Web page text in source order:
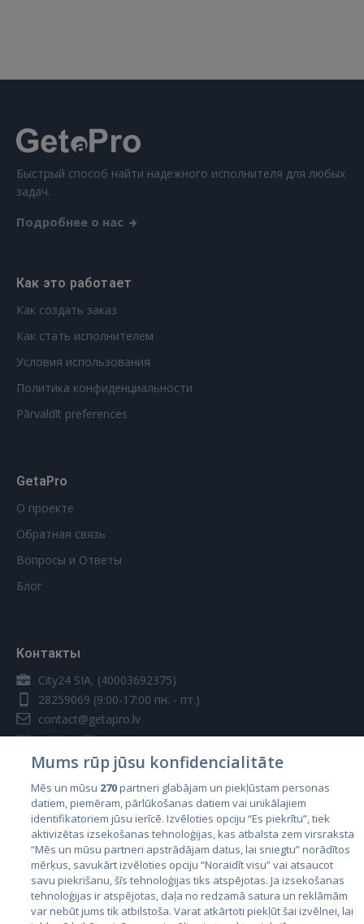
Быстрый способ найти надежного исполнителя для любых
задач.
Подробнее о нас
Как это работает
Как создать заказ
Как стать исполнителем
Условия использования
Политика конфиденциальности
Pārvaldīt preferences
GetaPro
О проекте
Обратная связь
Вопросы и Ответы
Блог
Контакты
City24 SIA, (40003692375)
28259069 (9:00-17:00 пн. - пт.)
contact@getapro.lv
Страны
Эстония
Латвия
Литва
Mums rūp jūsu konfidencialitāte
Mēs un mūsu 270partneri glabājam un piekļūstam personas
datiem, piemēram, pārlūkošanas datiem vai unikālajiem
identifikatoriem jūsu ierīcē. Izvēloties opciju “Es piekrītu”, tiek
aktivizētas izsekošanas tehnoloģijas, kas atbalsta zem virsraksta
“Mēs un mūsu partneri apstrādājam datus, lai sniegtu” norādītos
mērķus, savukārt izvēloties opciju “Noraidīt visu” vai atsaucot
savu piekrišanu, šīs tehnoloģijas tiks atspējotas. Ja izsekošanas
tehnoloģijas ir atspējotas, daļa no redzamā satura un reklāmām
var nebūt jums tik atbilstoša. Varat atkārtoti piekļūt šai izvēlnei, lai